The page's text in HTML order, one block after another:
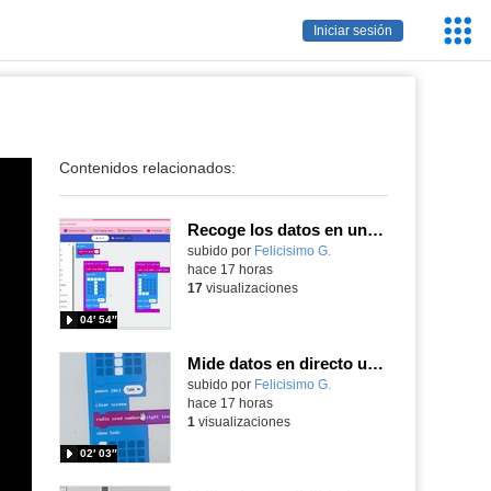
Iniciar sesión
Contenidos relacionados:
Recoge los datos en una gráfica programando tu placa microbit con MakeCode y conoce la Tª y nivel de luz en este eclipse
Contenido educativo.
subido por Felicisimo G.
04′ 54″
hace 17 horas
17visualizaciones
Mide datos en directo usando tu placa microbit y programando con MakeCode dos placas conectadas por radio
Contenido educativo.
subido por Felicisimo G.
02′ 03″
hace 17 horas
1 visualizaciones